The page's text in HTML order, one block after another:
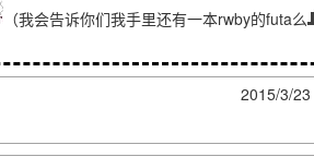
（我会告诉你们我手里还有一本rwby的futa么
2015/3/